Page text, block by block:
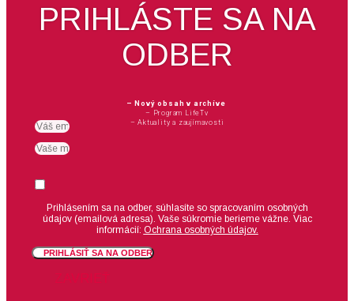
PRIHLÁSTE SA NA
ODBER
– Nový obsah v archíve
– Program LifeTv
– Aktuality a zaujímavosti
Prihlásením sa na odber, súhlasíte so spracovaním osobných
údajov (emailová adresa). Vaše súkromie berieme vážne. Viac
informácií: Ochrana osobných údajov.
PRIHLÁSIŤ SA NA ODBER